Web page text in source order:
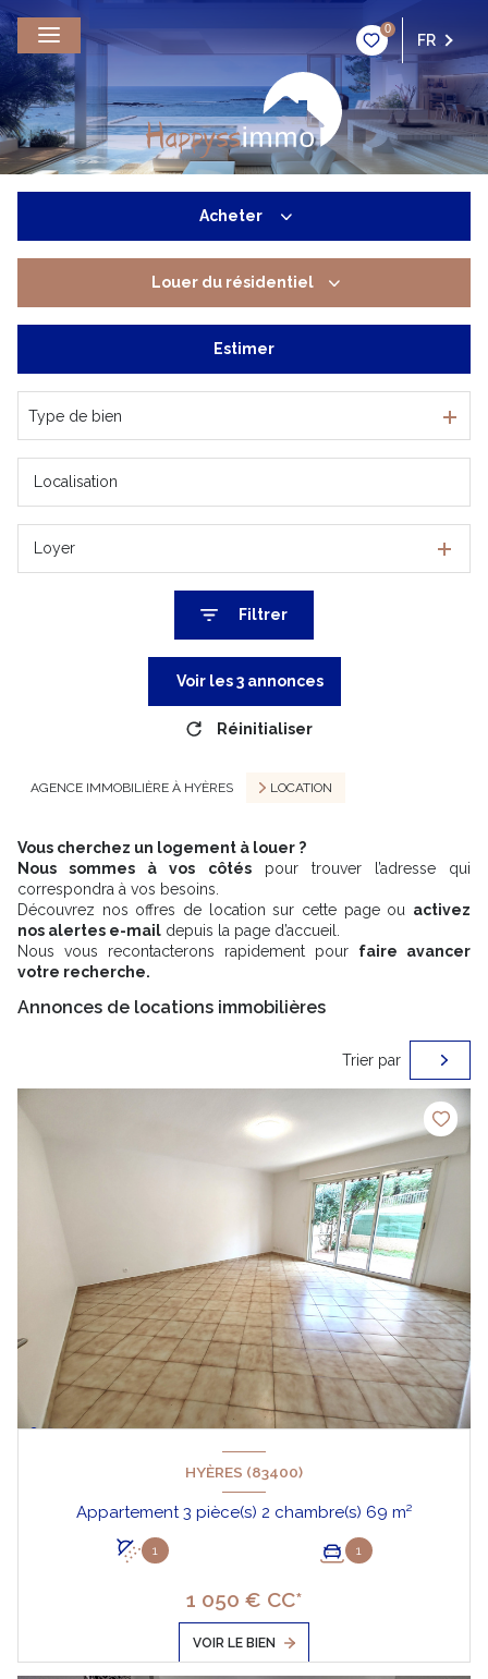
0
FR
Acheter
De l'immo pro
Louer du résidentiel
De l'immo pro
Estimer
Type de bien
Loyer
Filtrer
Voir les3annonces
Réinitialiser
AGENCE IMMOBILIÈRE À HYÈRES LOCATION
Vous cherchez un logement à louer ?
Nous sommes à vos côtéspour trouver l’adresse qui
correspondra à vos besoins.
Découvrez nos offres de location sur cette page ou activez
nos alertes e-mail depuis la page d’accueil.
Nous vous recontacterons rapidement pour faire avancer
votre recherche.
Annonces de locations immobilières
Trier par
HYÈRES (83400)
Appartement 3 pièce(s) 2 chambre(s) 69 m²
1 1
1 050 € CC*
VOIR LE BIEN